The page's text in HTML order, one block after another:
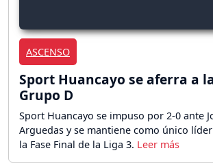
ASCENSO
Sport Huancayo se aferra a
Grupo D
Sport Huancayo se impuso por 2-0 ante
Arguedas y se mantiene como único
la Fase Final de la Liga 3.